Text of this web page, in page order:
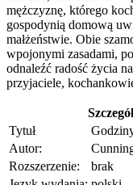
mężczyznę, którego
gospodynią domową
małżeństwie. Obie
wpojonymi zasadami,
odnaleźć radość życia
przyjaciele,
Tytuł
Autor:
Rozszerzenie:
brak